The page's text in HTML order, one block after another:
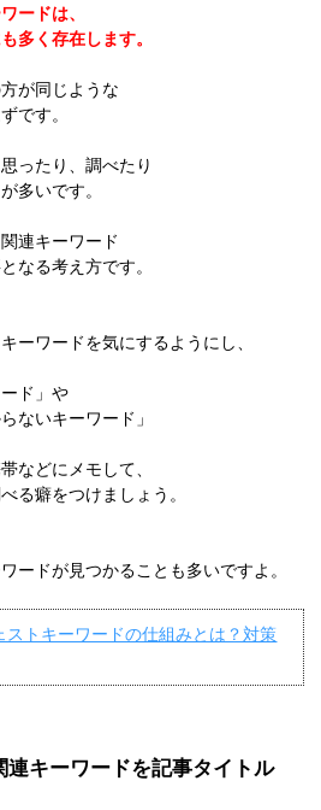
ードは、
多く存在します。
が同じような
です。
ったり、調べたり
多いです。
連キーワード
なる考え方です。
ーワードを気にするようにし、
ド」や
ないキーワード」
などにメモして、
る癖をつけましょう。
ードが見つかることも多いですよ。
ストキーワードの仕組みとは？対策
連キーワードを記事タイトル